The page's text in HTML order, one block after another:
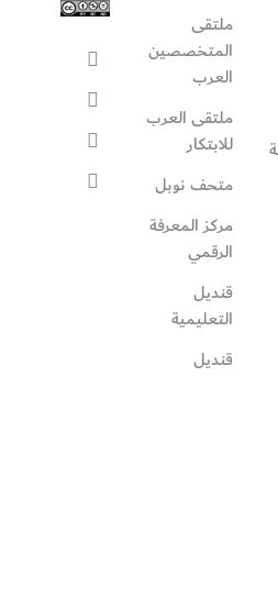
ملتقى
المتخصصين
العرب
ملتقى العرب
للابتكار
متحف نوبل
مركز المعرفة
الرقمي
قنديل
التعليمية
قنديل